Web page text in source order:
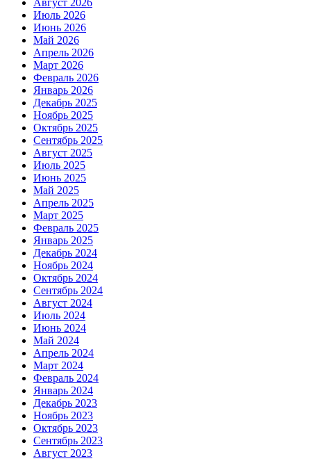
Август 2026
Июль 2026
Июнь 2026
Май 2026
Апрель 2026
Март 2026
Февраль 2026
Январь 2026
Декабрь 2025
Ноябрь 2025
Октябрь 2025
Сентябрь 2025
Август 2025
Июль 2025
Июнь 2025
Май 2025
Апрель 2025
Март 2025
Февраль 2025
Январь 2025
Декабрь 2024
Ноябрь 2024
Октябрь 2024
Сентябрь 2024
Август 2024
Июль 2024
Июнь 2024
Май 2024
Апрель 2024
Март 2024
Февраль 2024
Январь 2024
Декабрь 2023
Ноябрь 2023
Октябрь 2023
Сентябрь 2023
Август 2023